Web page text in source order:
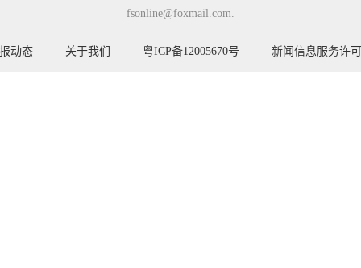
fsonline@foxmail.com.
动态 关于我们 粤ICP备12005670号 新闻信息服务许